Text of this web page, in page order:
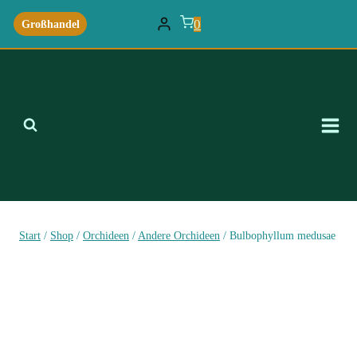
Zum
Inhalt
springen
Großhandel 0
Start / Shop / Orchideen / Andere Orchideen / Bulbophyllum medusae